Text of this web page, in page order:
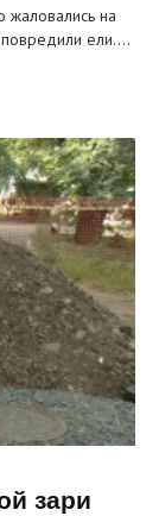
на
повредили ели.…
зари